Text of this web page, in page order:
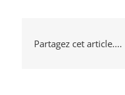
Partagez cet article....